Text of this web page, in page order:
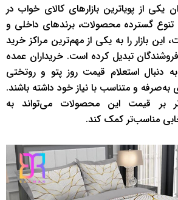
یکی از پویاترین بازارهای کالای خواب در
گسترده محصولات، برندهای داخلی و
بازار را به یکی از مهم‌ترین مراکز خرید
تبدیل کرده است. خریداران عمده
استعلام قیمت روز پتو و روتختی
به‌صرفه و متناسب با نیاز خود داشته باشند.
بر قیمت این محصولات می‌تواند به
مناسب‌تر کمک کند.